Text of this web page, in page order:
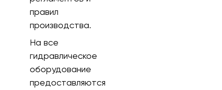
правил
производства.
На все
гидравлическое
оборудование
предоставляются